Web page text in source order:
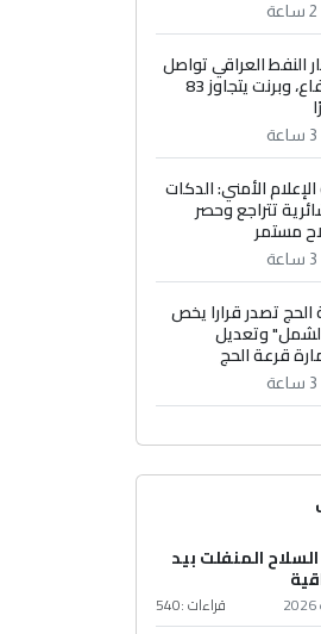
النفط العراقي تواصل
الارتفاع، وبرنت يتجاوز 83
الأمني: الدكات
تتراجع وحصر
مستمر
الحج تصدر قرارا يخص
وتعديل
قرعة الحج
المنفلت بيد
قراءات :540